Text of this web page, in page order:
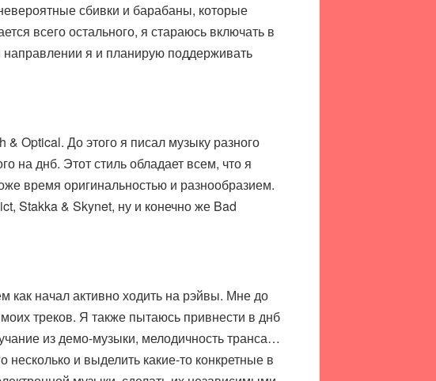
сбивки и барабаны, которые
всего остального, я стараюсь включать в
я и планирую поддерживать
Optical. До этого я писал музыку разного
на днб. Этот стиль обладает всем, что я
время оригинальностью и разнообразием.
Stakka & Skynet, ну и конечно же Bad
начал активно ходить на рэйвы. Мне до
треков. Я также пытаюсь привнести в днб
из демо-музыки, мелодичность транса…
и выделить какие-то конкретные в